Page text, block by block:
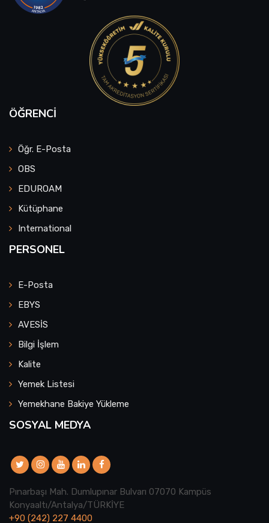
ÖĞRENCI
Öğr. E-Posta
OBS
EDUROAM
Kütüphane
International
PERSONEL
E-Posta
EBYS
AVESİS
Bilgi İşlem
Kalite
Yemek Listesi
Yemekhane Bakiye Yükleme
SOSYAL MEDYA
Pınarbaşı Mah. Dumlupınar Bulvarı 07070 Kampüs
Konyaaltı/Antalya/TÜRKİYE
+90 (242) 227 4400